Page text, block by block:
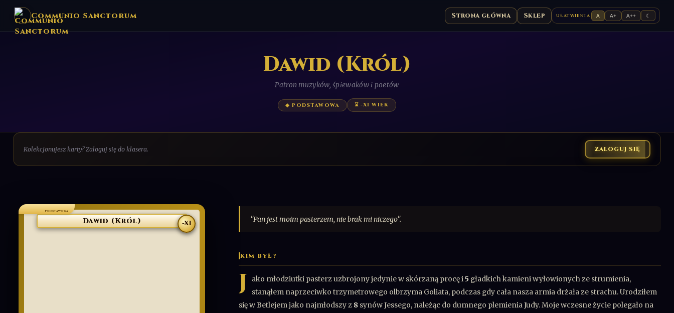
Communio Sanctorum Strona główna Sklep UŁATWIENIA A A+ A++ ☾
Dawid (Król)
Patron muzyków, śpiewaków i poetów
◆ PODSTAWOWA ⌛ -XI WIEK
Kolekcjonujesz karty? Zaloguj się do klasera. ZALOGUJ SIĘ
PODSTAWOWA
Dawid (Król) -XI "Pan jest moim pasterzem, nie brak mi niczego".
KIM BYŁ?
J ako młodziutki pasterz uzbrojony jedynie w skórzaną procę i5 gładkich kamieni wyłowionych ze strumienia,
stanąłem naprzeciwko trzymetrowego olbrzyma Goliata, podczas gdy cała nasza armia drżała ze strachu. Urodziłem
się w Betlejem jako najmłodszy z 8 synów Jessego, należąc do dumnego plemienia Judy. Moje wczesne życie polegało na